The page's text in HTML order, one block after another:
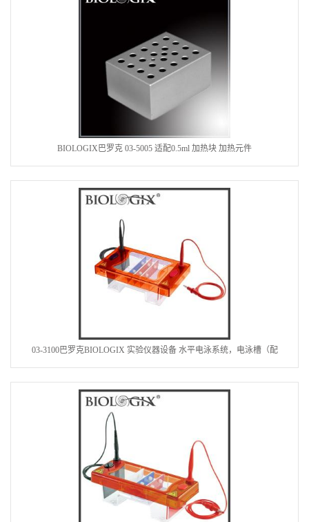
BIOLOGIX巴罗克 03-5005 适配0.5ml 加热块 加热元件
03-3100巴罗克BIOLOGIX 实验仪器设备 水平电泳系统，电泳槽（配
100x100 和100x70两块制胶板）